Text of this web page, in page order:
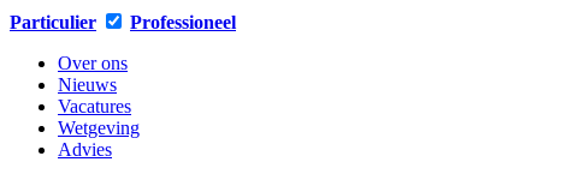
Particulier
Professioneel
Over ons
Nieuws
Vacatures
Wetgeving
Advies